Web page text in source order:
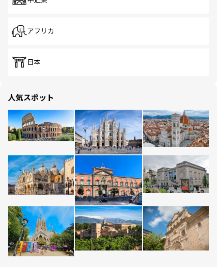
アフリカ
日本
人気スポット